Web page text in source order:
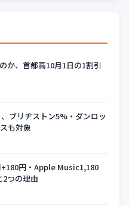
か、首都高10月1日の1割引
ブリヂストン5%・ダンロッ
も対象
円・Apple Music1,180
つの理由